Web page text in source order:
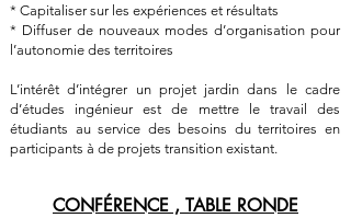
* Capitaliser sur les expériences et résultats
* Diffuser de nouveaux modes d’organisation pour
l’autonomie des territoires
L’intérêt d’intégrer un projet jardin dans le cadre
d’études ingénieur est de mettre le travail des
étudiants au service des besoins du territoires en
participants à de projets transition existant.
CONFÉRENCE , TABLE RONDE